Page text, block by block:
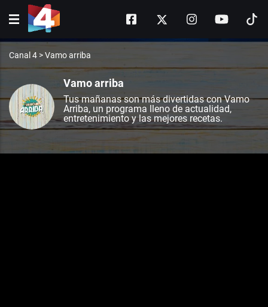
Canal 4 >Vamo arriba
Vamo arriba
Tus mañanas son más divertidas con Vamo
Arriba, un programa lleno de actualidad,
entretenimiento y las mejores recetas.